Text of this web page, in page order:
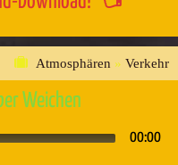
Atmosphären » Verkehr
Weichen
00:00